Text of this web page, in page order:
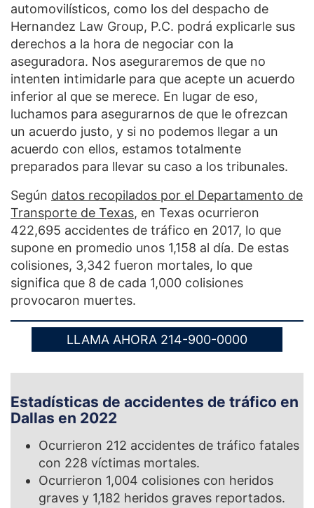
automovilísticos, como los del despacho de
Hernandez Law Group, P.C. podrá explicarle sus
derechos a la hora de negociar con la
aseguradora. Nos aseguraremos de que no
intenten intimidarle para que acepte un acuerdo
inferior al que se merece. En lugar de eso,
luchamos para asegurarnos de que le ofrezcan
un acuerdo justo, y si no podemos llegar a un
acuerdo con ellos, estamos totalmente
preparados para llevar su caso a los tribunales.
Según datos recopilados por el Departamento de
Transporte de Texas, en Texas ocurrieron
422,695 accidentes de tráfico en 2017, lo que
supone en promedio unos 1,158 al día. De estas
colisiones, 3,342 fueron mortales, lo que
significa que 8 de cada 1,000 colisiones
provocaron muertes.
LLAMA AHORA 214-900-0000
Estadísticas de accidentes de tráfico en
Dallas en 2022
Ocurrieron 212 accidentes de tráfico fatales
con 228 víctimas mortales.
Ocurrieron 1,004 colisiones con heridos
graves y 1,182 heridos graves reportados.